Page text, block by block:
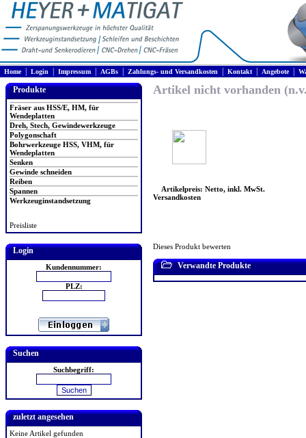
Home| Login Impressum AGBs Zahlungs- und Versandkosten Kontakt| Angebote|
Produkte
Fräser aus HSS/E, HM, für
Wendeplatten
Dreh, Stech, Gewindewerkzeuge
Polygonschaft
Bohrwerkzeuge HSS, VHM, für
Wendeplatten
Senken
Gewinde schneiden
Reiben
Spannen
Werkzeuginstandsetzung
Preisliste
Login
Kundennummer:
PLZ:
Suchen
Suchbegriff:
zuletzt angesehen
Keine Artikel gefunden
Artikel nicht vorhanden
Artikelpreis: Netto, inkl. MwSt.
Versandkosten
Dieses Produkt bewerten
Verwandte Produkte